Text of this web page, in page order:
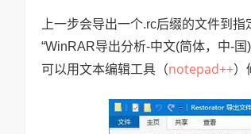
上一步会导出一个.rc后缀的文件到
“WinRAR导出分析-中文(简体，中-
可以用文本编辑工具（notepad++）